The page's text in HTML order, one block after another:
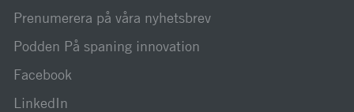
Prenumerera på våra nyhetsbrev
Podden På spaning innovation
Facebook
LinkedIn